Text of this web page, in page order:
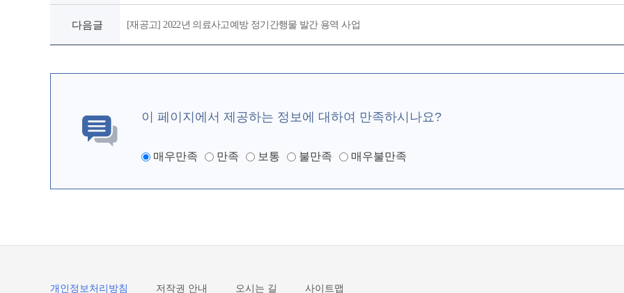
다음글 [재공고] 2022년 의료사고예방 정기간행물 발간 용역 사업
이 페이지에서 제공하는 정보에 대하여 만족하시나요?
매우만족 만족 보통 불만족 매우불만족
개인정보처리방침 저작권 안내 오시는 길 사이트맵